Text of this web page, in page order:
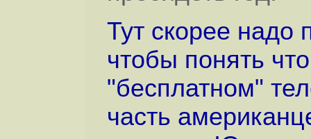
Тут скорее надо
чтобы понять
"бесплатном"
часть